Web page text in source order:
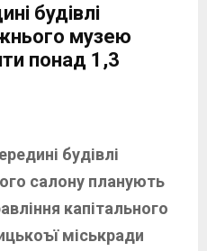
будівлі
музею
понад 1,3
будівлі
салону планують
капітального
міськради